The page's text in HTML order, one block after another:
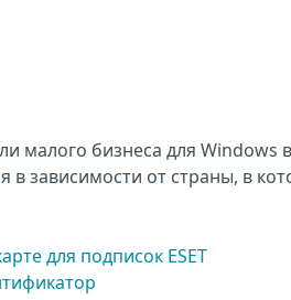
малого бизнеса для Windows в
в зависимости от страны, в
для подписок ESET